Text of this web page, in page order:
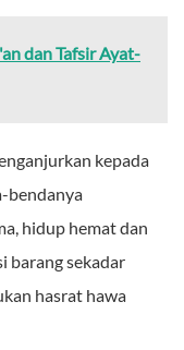
dan Tafsir Ayat-
kepada
bendanya
hidup hemat dan
barang sekadar
hasrat hawa